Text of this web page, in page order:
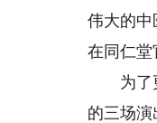
伟大的中
在同仁堂
为了更
的三场